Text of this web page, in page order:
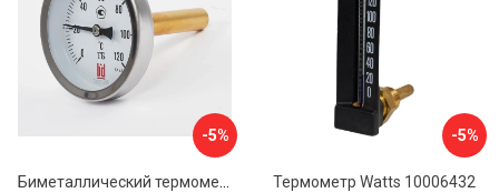
-5%
Биметаллический термометр BD ТБ 63Т/46 1161001031
-5%
Термометр Watts 10006432